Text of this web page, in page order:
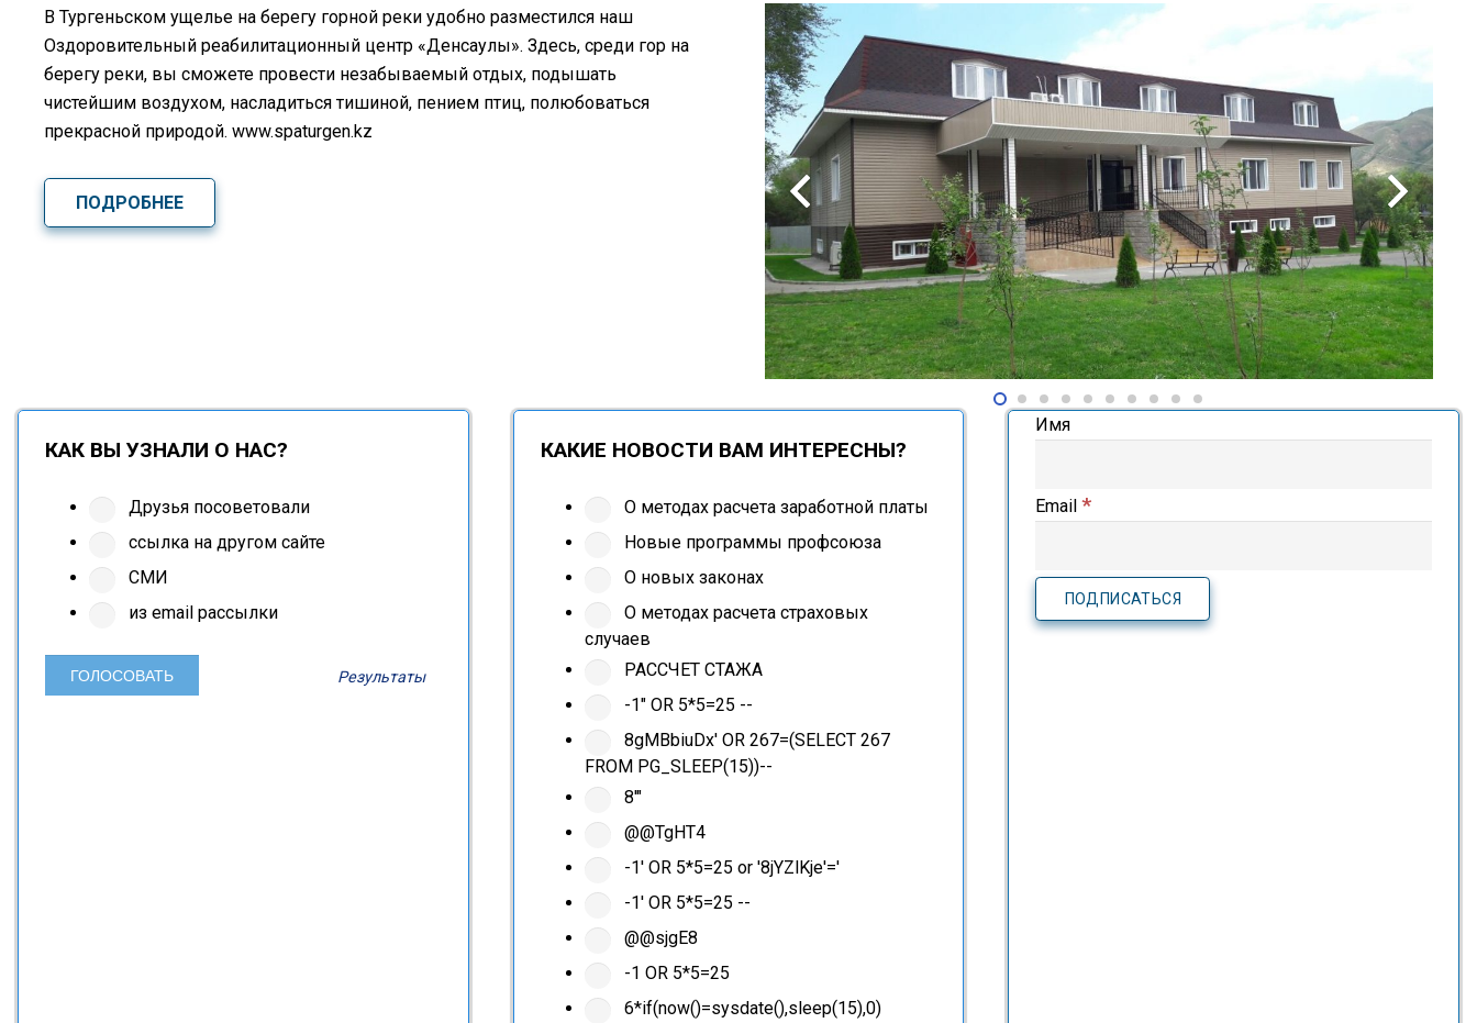
В Тургеньском ущелье на берегу горной реки удобно разместился наш
Оздоровительный реабилитационный центр «Денсаулық». Здесь, среди гор на
берегу реки, вы сможете провести незабываемый отдых, подышать
чистейшим воздухом, насладиться тишиной, пением птиц, полюбоваться
прекрасной природой. www.spaturgen.kz
ПОДРОБНЕЕ
КАК ВЫ УЗНАЛИ О НАС?
Друзья посоветовали
ссылка на другом сайте
СМИ
из email рассылки
Результаты
КАКИЕ НОВОСТИ ВАМ ИНТЕРЕСНЫ?
О методах расчета заработной платы
Новые программы профсоюза
О новых законах
О методах расчета страховых
случаев
РАССЧЕТ СТАЖА
-1" OR 5*5=25 --
8gMBbiuDx' OR 267=(SELECT 267
FROM PG_SLEEP(15))--
8'"
@@TgHT4
-1' OR 5*5=25 or '8jYZlKje'='
-1' OR 5*5=25 --
@@sjgE8
-1 OR 5*5=25
6*if(now()=sysdate(),sleep(15),0)
Имя
Email*